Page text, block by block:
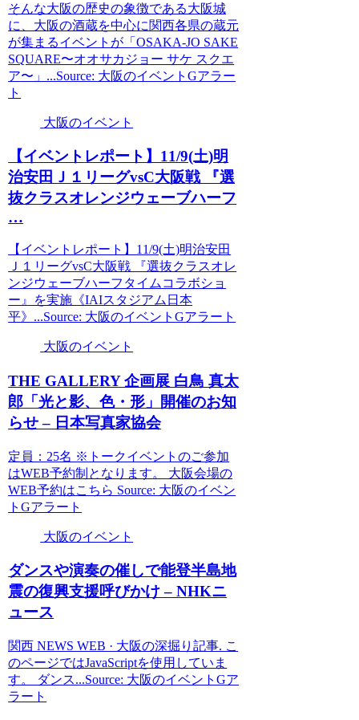
そんな大阪の歴史の象徴である大阪城
に、大阪の酒蔵を中心に関西各県の蔵元
が集まるイベントが「OSAKA-JO SAKE
SQUARE〜オオサカジョー サケ スクエ
ア〜」...Source: 大阪のイベントGアラー
ト
大阪のイベント
【イベント レポート】11/9(土)明
治安田Ｊ１リーグvsC大阪戦 『選
抜クラスオレンジウェーブハーフ
…
【イベントレポート】11/9(土)明治安田
Ｊ１リーグvsC大阪戦 『選抜クラスオレ
ンジウェーブハーフタイムコラボショ
ー』を実施《IAIスタジアム日本
平》...Source: 大阪のイベントGアラート
大阪のイベント
THE GALLERY 企画展 白鳥 真太
郎「光と影、色・形」開催のお知
らせ – 日本写真家協会
定員：25名 ※トークイベントのご参加
はWEB予約制となります。 大阪会場の
WEB予約はこちら Source: 大阪のイベン
トGアラート
大阪のイベント
ダンスや演奏の催しで能登半島地
震の復興支援呼びかけ – NHKニ
ュース
関西 NEWS WEB · 大阪の深掘り記事. こ
のページではJavaScriptを使用していま
す。 ダンス...Source: 大阪のイベントGア
ラート